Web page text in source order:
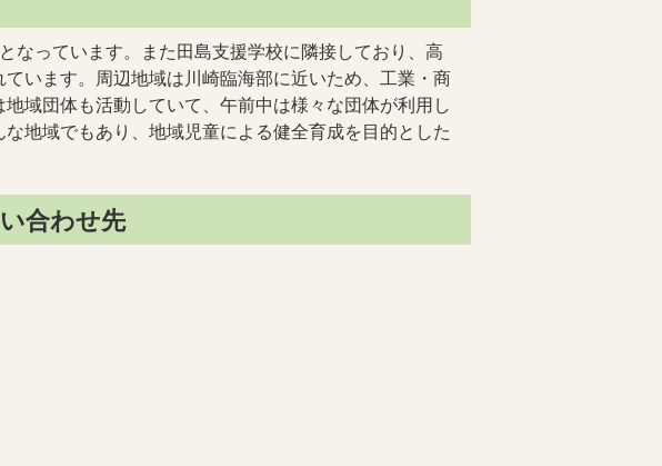
なっています。また田島支援学校に隣接しており、高
います。周辺地域は川崎臨海部に近いため、工業・商
域団体も活動していて、午前中は様々な団体が利用し
地域でもあり、地域児童による健全育成を目的とした
合わせ先